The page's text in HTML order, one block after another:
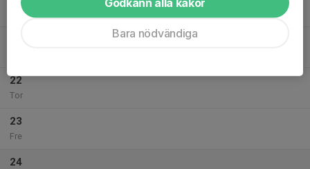
22
Tor
23
Fre
24
Bara nödvändiga